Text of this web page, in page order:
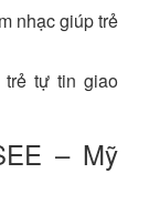
nhạc giúp trẻ
trẻ tự tin giao
– Mỹ